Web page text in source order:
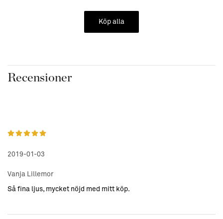
Lämna aldrig ljus utan uppsikt. Placera ljusen utom räckhåll
Placera ej ljusen intill brännbart material.
Köp alla
Recensioner
2019-01-03
Vanja Lillemor
Så fina ljus, mycket nöjd med mitt köp.